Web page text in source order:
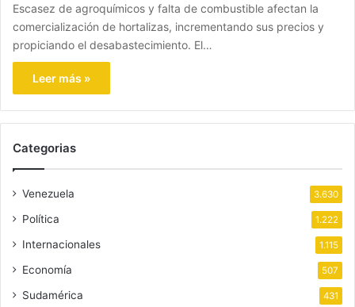
Escasez de agroquímicos y falta de combustible afectan la
comercialización de hortalizas, incrementando sus precios y
propiciando el desabastecimiento. El…
Leer más »
Categorias
Venezuela 3.630
Política 1.222
Internacionales 1.115
Economía 507
Sudamérica 431